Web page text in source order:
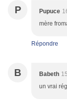
P Pupuce
mère
Répondre
B Babeth
un vrai